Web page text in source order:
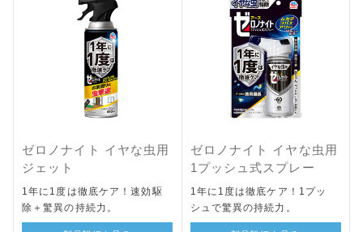
ゼロノナイト イヤな虫用
ジェット
1年に1度は徹底ケア！速効駆
除＋驚異の持続力。
ゼロノナイト イヤな虫用
1プッシュ式スプレー
1年に1度は徹底ケア！1プッ
シュで驚異の持続力。